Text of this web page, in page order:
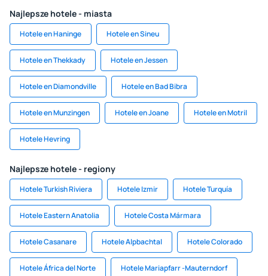
Najlepsze hotele - miasta
Hotele en Haninge Hotele en Sineu
Hotele en Thekkady Hotele en Jessen
Hotele en Diamondville Hotele en Bad Bibra
Hotele en Munzingen Hotele en Joane Hotele en Motril
Hotele Hevring
Najlepsze hotele - regiony
Hotele Turkish Riviera Hotele Izmir Hotele Turquía
Hotele Eastern Anatolia Hotele Costa Mármara
Hotele Casanare Hotele Alpbachtal Hotele Colorado
Hotele África del Norte Hotele Mariapfarr -Mauterndorf